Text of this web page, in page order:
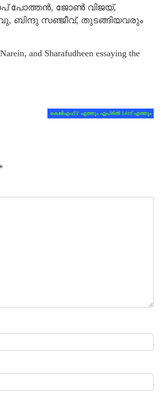
പോത്തൻ, ജോൺ വിജയ്,
ബിന്ദു സഞ്ജീവ്, തുടങ്ങിയവരും
and Sharafudheen essaying the
കെജിഎഫ് 2 എത്തും ഏപ്രില്‍ 14ന് എത്തും